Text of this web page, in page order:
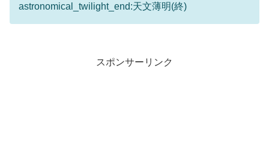
astronomical_twilight_end:天文薄明(終)
スポンサーリンク